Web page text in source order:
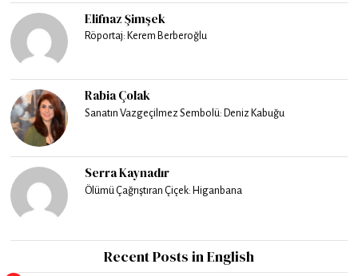
Elifnaz Şimşek
Röportaj: Kerem Berberoğlu
Rabia Çolak
Sanatın Vazgeçilmez Sembolü: Deniz Kabuğu
Serra Kaynadır
Ölümü Çağrıştıran Çiçek: Higanbana
Recent Posts in English